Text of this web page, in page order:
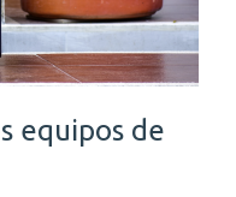
equipos de